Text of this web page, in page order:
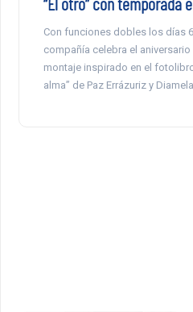
Con funciones dobles los días
compañía celebra el
montaje inspirado en el
alma” de Paz Errázuriz y